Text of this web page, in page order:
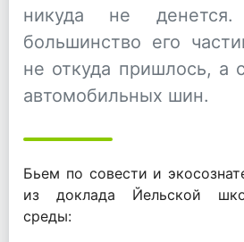
никуда не
большинство его
не откуда пришлось, а
автомобильных шин.
Бьем по совести и
из доклада Йельской
среды: